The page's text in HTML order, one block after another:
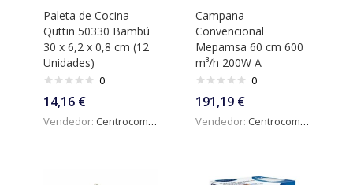
Paleta de Cocina
Quttin 50330 Bambú
30 x 6,2 x 0,8 cm (12
Unidades)
0
14,16 €
Vendedor: Centrocomercialdigital
Campana
Convencional
Mepamsa 60 cm 600
m³/h 200W A
0
191,19 €
Vendedor: Centrocomercialdigital